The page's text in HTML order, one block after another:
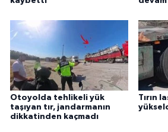
Otoyolda tehlikeli yük
taşıyan tır, jandarmanın
dikkatinden kaçmadı
Tırın